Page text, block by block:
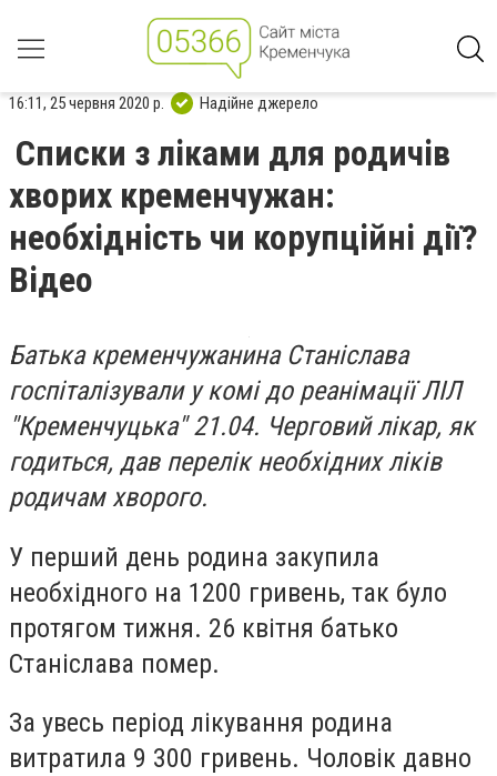
16:11, 25 червня 2020 р. Надійне джерело
Списки з ліками для родичів
хворих кременчужан:
необхідність чи корупційні дії?
Відео
Батька кременчужанина Станіслава
госпіталізували у комі до реанімації ЛІЛ
"Кременчуцька" 21.04. Черговий лікар, як
годиться, дав перелік необхідних ліків
родичам хворого.
У перший день родина закупила
необхідного на 1200 гривень, так було
протягом тижня. 26 квітня батько
Станіслава помер.
За увесь період лікування родина
витратила 9 300 гривень. Чоловік давно